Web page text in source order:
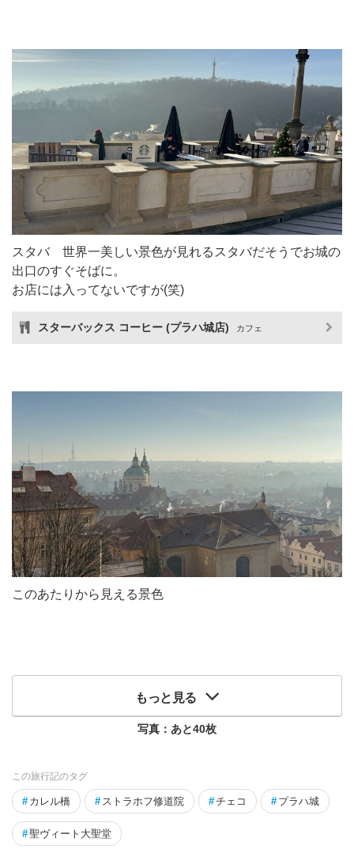
スタバ 世界一美しい景色が見れるスタバだそうでお城の
出口のすぐそばに。
お店には入ってないですが(笑)
スターバックス コーヒー (プラハ城店) カフェ
このあたりから見える景色
もっと見る
写真：あと40枚
この旅行記のタグ
# カレル橋 # ストラホフ修道院 #チェコ # プラハ城
#聖ヴィート大聖堂